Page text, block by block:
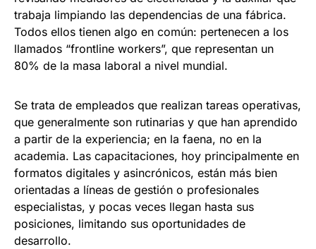
trabaja limpiando las dependencias de una fábrica.
Todos ellos tienen algo en común: pertenecen a los
llamados “frontline workers”, que representan un
80% de la masa laboral a nivel mundial.
Se trata de empleados que realizan tareas operativas,
que generalmente son rutinarias y que han aprendido
a partir de la experiencia; en la faena, no en la
academia. Las capacitaciones, hoy principalmente en
formatos digitales y asincrónicos, están más bien
orientadas a líneas de gestión o profesionales
especialistas, y pocas veces llegan hasta sus
posiciones, limitando sus oportunidades de
desarrollo.